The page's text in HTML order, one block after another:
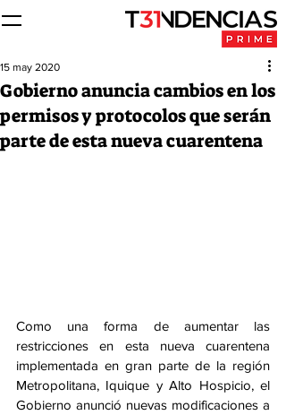
Gobierno anuncia cambios en los
permisos y protocolos que serán
parte de esta nueva cuarentena
15 may 2020
Como una forma de aumentar las
restricciones en esta nueva cuarentena
implementada en gran parte de la región
Metropolitana, Iquique y Alto Hospicio, el
Gobierno anunció nuevas modificaciones a